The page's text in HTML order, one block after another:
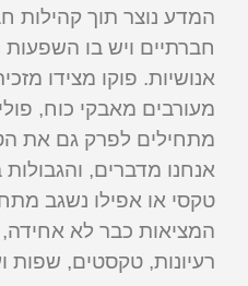
המדע נוצר תוך קהילות
חברתיים ויש בו
אנושיות. פוקו מצידו
מעורבים מאבקי כוח,
מתחילים לפרק גם את
אנחנו מדברים, והגבולות
טקסי או אפילו נשגב
המציאות כבר לא
רעיונות, טקסטים, שפות